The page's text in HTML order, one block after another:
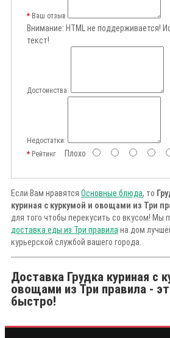
Ваш отзыв
Внимание: HTML не поддерживается!
текст!
Достоинства:
Недостатки:
РейтингПлохо
Если Вам нравятся Основные блюда, то
куриная с куркумой и овощами из Три
для того чтобы перекусить со вкусом! Мы
доставка еды из Три правила на дом
курьерской службой вашего города.
Доставка Грудка куриная с
овощами из Три правила -
быстро!